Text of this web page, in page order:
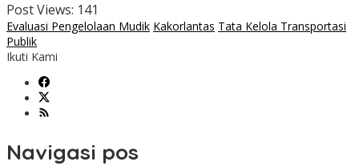
Post Views: 141
Evaluasi Pengelolaan Mudik Kakorlantas Tata Kelola Transportasi
Publik
Ikuti Kami
Navigasi pos